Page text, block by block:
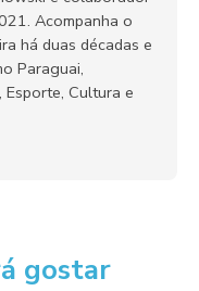
Acompanha o
há duas décadas e
Paraguai,
Cultura e
gostar